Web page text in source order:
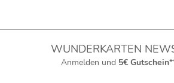
WUNDERKARTEN
Anmelden und 5€ Gutschein